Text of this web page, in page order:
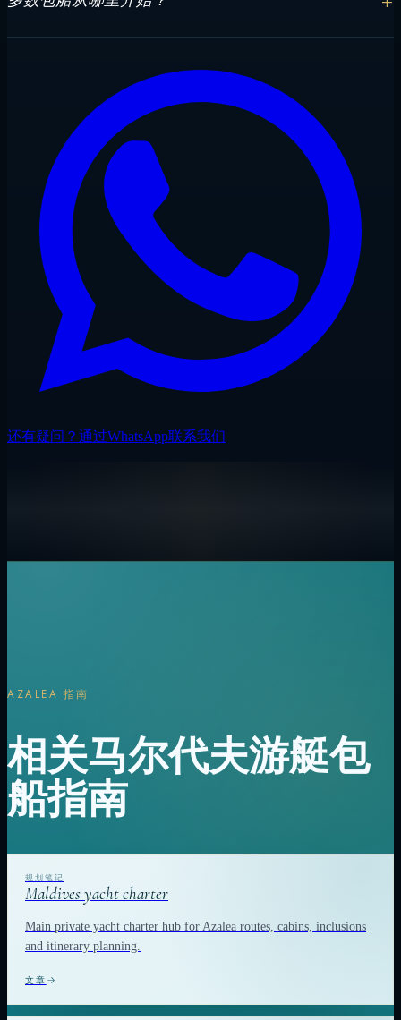
还有疑问？通过WhatsApp联系我们
AZALEA 指南
相关马尔代夫游艇包
船指南
Maldives yacht charter
Main private yacht charter hub for Azalea routes, cabins, inclusions
and itinerary planning.
文章